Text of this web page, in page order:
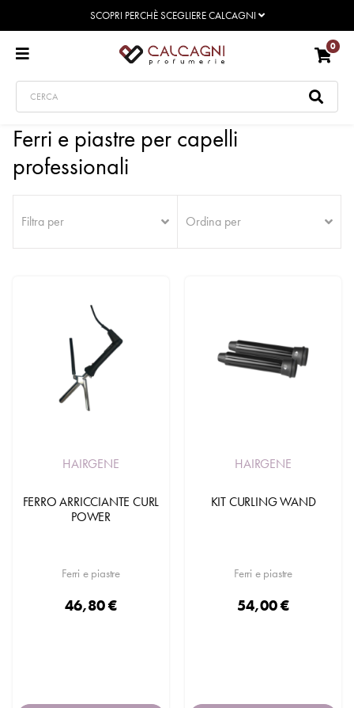
SCOPRI PERCHÈ SCEGLIERE CALCAGNI
0
Ferri e piastre per capelli
professionali
Filtra per Ordina per
HAIRGENE
FERRO ARRICCIANTE CURL
POWER
Ferri e piastre
46,80 €
HAIRGENE
KIT CURLING WAND
Ferri e piastre
54,00 €